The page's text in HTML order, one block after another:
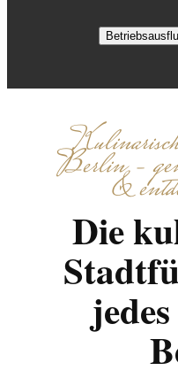
Berlin –
&
Die